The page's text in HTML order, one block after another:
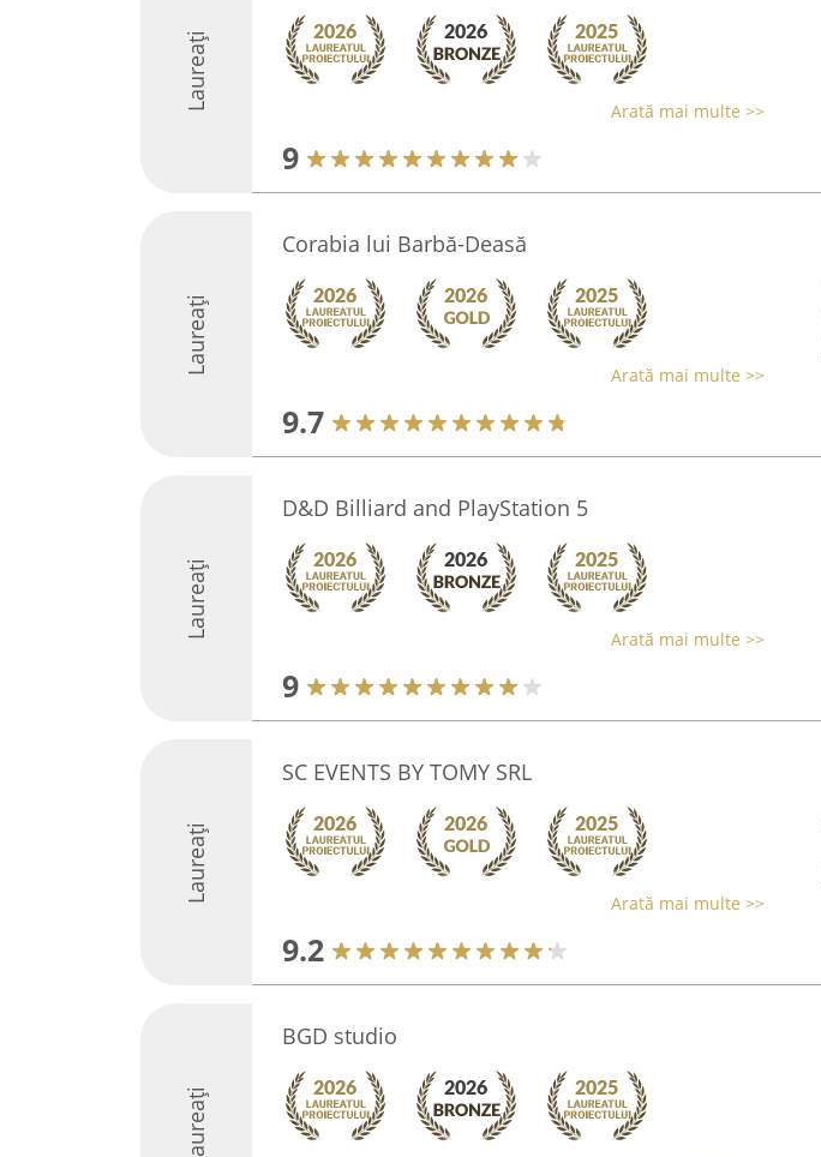
Laureați Arată mai multe >>
9
Laureați
Corabia lui Barbă-Deasă
Arată mai multe >>
9.7
Laureați
D&D Billiard and PlayStation 5
Arată mai multe >>
9
Laureați
SC EVENTS BY TOMY SRL
Arată mai multe >>
9.2
Laureați
BGD studio